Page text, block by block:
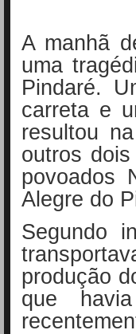
A manhã
uma
Pindaré.
carreta e
resultou
outros
povoados
Alegre do
Segundo
produção
que